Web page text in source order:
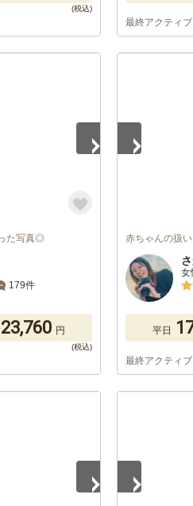
最終アクティ
た写真◎
179件
23,760 円
赤ちゃんの扱
女
平日
最終アクティ